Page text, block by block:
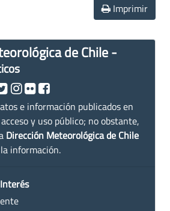
Imprimir
de Chile -
e información publicados en
y uso público; no obstante,
Dirección Meteorológica de Chile
información.